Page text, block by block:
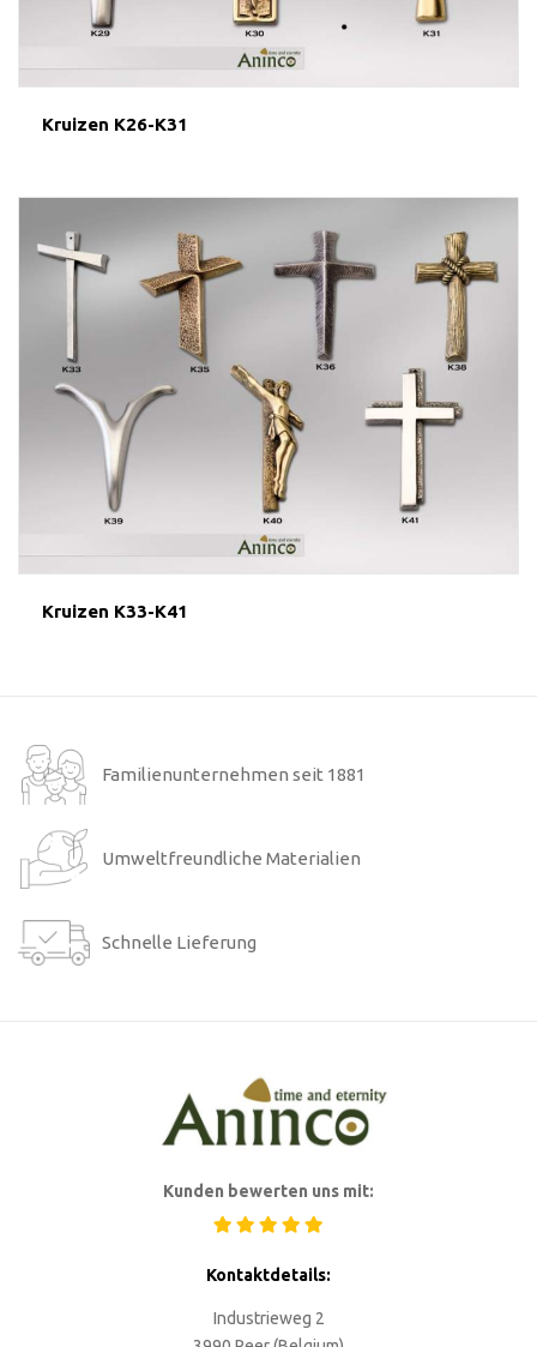
Kruizen K26-K31
Kruizen K33-K41
Familienunternehmen seit 1881
Umweltfreundliche Materialien
Schnelle Lieferung
Kunden bewerten uns mit:
Kontaktdetails:
Industrieweg 2